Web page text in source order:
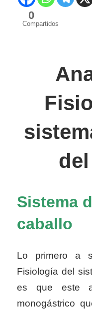
0
Compartidos
Sistema
caballo
Lo primero a
Fisiología del
es que este
monogástrico